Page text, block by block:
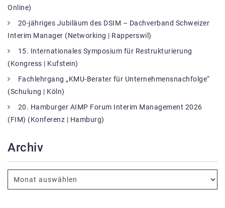
Online)
20-jähriges Jubiläum des DSIM – Dachverband Schweizer
Interim Manager (Networking | Rapperswil)
15. Internationales Symposium für Restrukturierung
(Kongress | Kufstein)
Fachlehrgang „KMU-Berater für Unternehmensnachfolge“
(Schulung | Köln)
20. Hamburger AIMP Forum Interim Management 2026
(FIM) (Konferenz | Hamburg)
Archiv